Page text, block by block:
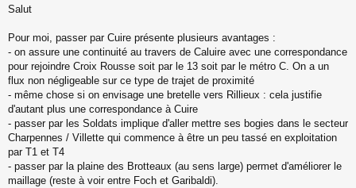
e
s
g
e
n
o
n
u
Salut
Pour moi, passer par Cuire présente plusieurs avantages :
- on assure une continuité au travers de Caluire avec une correspondance
pour rejoindre Croix Rousse soit par le 13 soit par le métro C. On a un
flux non négligeable sur ce type de trajet de proximité
- même chose si on envisage une bretelle vers Rillieux : cela justifie
d'autant plus une correspondance à Cuire
- passer par les Soldats implique d'aller mettre ses bogies dans le secteur
Charpennes / Villette qui commence à être un peu tassé en exploitation
par T1 et T4
- passer par la plaine des Brotteaux (au sens large) permet d'améliorer le
maillage (reste à voir entre Foch et Garibaldi).